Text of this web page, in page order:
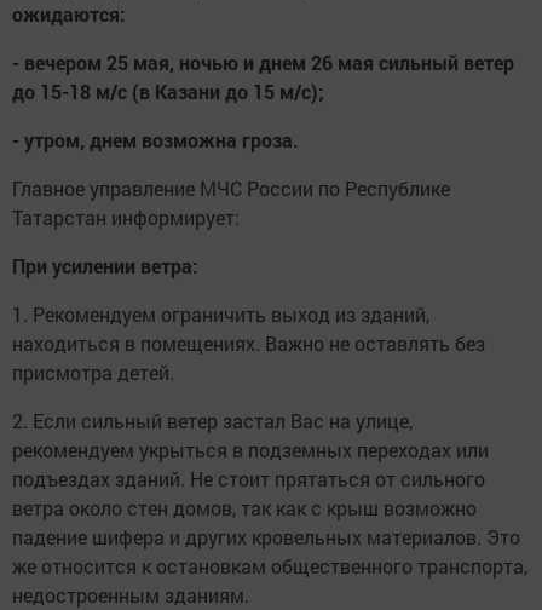
ожидаются:
- вечером 25 мая, ночью и днем 26 мая сильный ветер
до 15-18 м/с (в Казани до 15 м/с);
- утром, днем возможна гроза.
Главное управление МЧС России по Республике
Татарстан информирует:
При усилении ветра:
1. Рекомендуем ограничить выход из зданий,
находиться в помещениях. Важно не оставлять без
присмотра детей.
2. Если сильный ветер застал Вас на улице,
рекомендуем укрыться в подземных переходах или
подъездах зданий. Не стоит прятаться от сильного
ветра около стен домов, так как с крыш возможно
падение шифера и других кровельных материалов. Это
же относится к остановкам общественного транспорта,
недостроенным зданиям.